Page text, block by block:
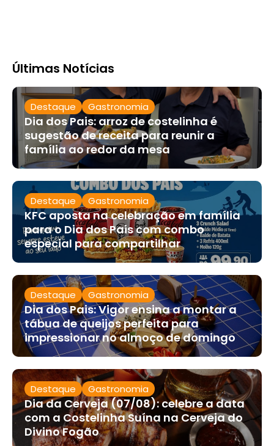
Últimas Notícias
Destaque Gastronomia
Dia dos Pais: arroz de costelinha é
sugestão de receita para reunir a
família ao redor da mesa
Destaque Gastronomia
KFC aposta na celebração em família
para o Dia dos Pais com combo
especial para compartilhar
Destaque Gastronomia
Dia dos Pais: Vigor ensina a montar a
tábua de queijos perfeita para
impressionar no almoço de domingo
Destaque Gastronomia
Dia da Cerveja (07/08): celebre a data
com a Costelinha Suína na Cerveja do
Divino Fogão